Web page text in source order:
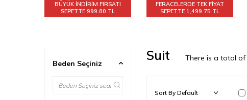
FERACELERDE TEK FİYAT
SEPETTE1,499.75 TL
BÜYÜK İNDİRİM FIRSATI
SEPETTE499.85 TL
Beden Seçiniz
Suit There is a total of